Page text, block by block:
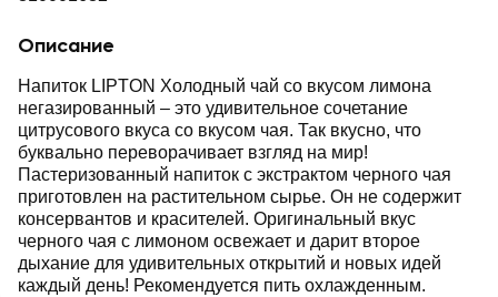
Описание
Напиток LIPTON Холодный чай со вкусом лимона
негазированный – это удивительное сочетание
цитрусового вкуса со вкусом чая. Так вкусно, что
буквально переворачивает взгляд на мир!
Пастеризованный напиток с экстрактом черного чая
приготовлен на растительном сырье. Он не содержит
консервантов и красителей. Оригинальный вкус
черного чая с лимоном освежает и дарит второе
дыхание для удивительных открытий и новых идей
каждый день! Рекомендуется пить охлажденным.